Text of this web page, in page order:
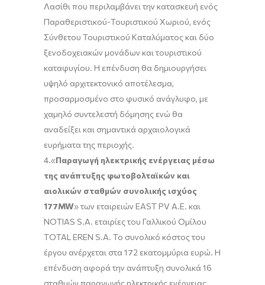
Λασίθι που περιλαμβάνει την κατασκευή ενός
Παραθεριστικού-Τουριστικού Χωριού, ενός
Σύνθετου Τουριστικού Καταλύματος και δύο
ξενοδοχειακών μονάδων και τουριστικού
καταφυγίου. Η επένδυση θα δημιουργήσει
υψηλό αρχιτεκτονικό αποτέλεσμα,
προσαρμοσμένο στο φυσικό ανάγλυφο, με
χαμηλό συντελεστή δόμησης ενώ θα
αναδείξει και σημαντικά αρχαιολογικά
ευρήματα της περιοχής.
4.«Παραγωγή ηλεκτρικής ενέργειας μέσω
της ανάπτυξης φωτοβολταϊκών και
αιολικών σταθμών συνολικής ισχύος
177MW» των εταιρειών EAST PV Α.Ε. και
NOTIAS S.A. εταιρίες του Γαλλικού Ομίλου
TOTAL EREN S.A. Το συνολικό κόστος του
έργου ανέρχεται στα 172 εκατομμύρια ευρώ. Η
επένδυση αφορά την ανάπτυξη συνολικά 16
σταθμών παραγωγής ηλεκτρικής ενέργειας